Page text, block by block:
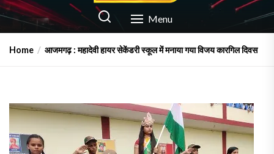
CIB INDIA NEWS
Latest News in Azamgarh Menu
Home आजमगढ़ : महादेवी हायर सेकेंडरी स्कूल में मनाया गया विजय कारगिल दिवस